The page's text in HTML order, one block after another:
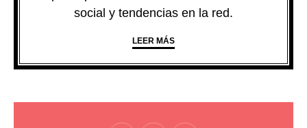
social y tendencias en la red.
LEER MÁS